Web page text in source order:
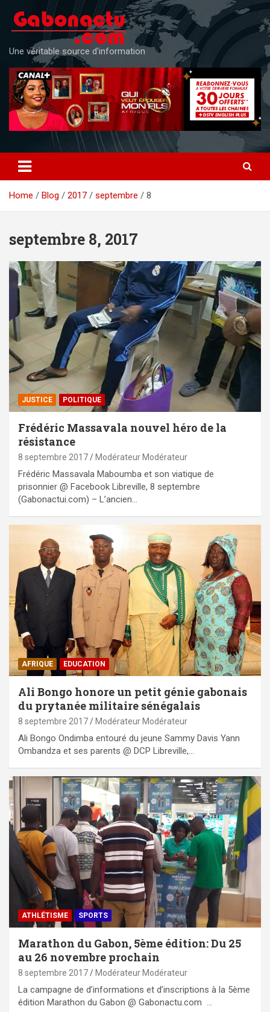
content
Une véritable source d'information
Home Blog 2017 septembre 8
septembre 8, 2017
JUSTICE POLITIQUE
Frédéric Massavala nouvel héro de la
résistance
8 septembre 2017 Modérateur Modérateur
Frédéric Massavala Maboumba et son viatique de
prisonnier @ Facebook Libreville, 8 septembre
(Gabonactui.com) – L’ancien…
AFRIQUE EDUCATION
Ali Bongo honore un petit génie gabonais
du prytanée militaire sénégalais
8 septembre 2017 Modérateur Modérateur
Ali Bongo Ondimba entouré du jeune Sammy Davis Yann
Ombandza et ses parents @ DCP Libreville,…
ATHLÉTISME SPORTS
Marathon du Gabon, 5ème édition: Du 25
au 26 novembre prochain
8 septembre 2017 Modérateur Modérateur
La campagne de d’informations et d’inscriptions à la 5ème
édition Marathon du Gabon @ Gabonactu.com …